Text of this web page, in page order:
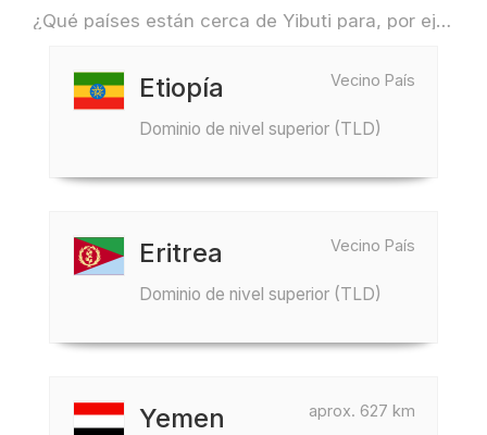
¿Qué países están cerca de Yibuti para, por ejemplo, viajar o volar?
Vecino País
Etiopía
Dominio de nivel superior (TLD)
Vecino País
Eritrea
Dominio de nivel superior (TLD)
aprox. 627 km
Yemen